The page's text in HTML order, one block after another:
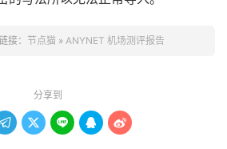
接： 节点猫 » ANYNET 机场测评报告
分享到
   